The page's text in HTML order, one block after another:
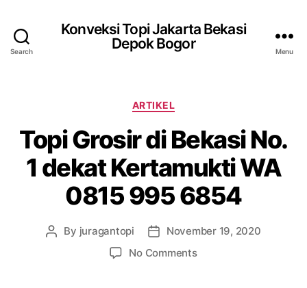
Search
Konveksi Topi Jakarta Bekasi
Depok Bogor
Menu
Categories
ARTIKEL
Topi Grosir di Bekasi No.
1 dekat Kertamukti WA
0815 995 6854
Post
By juragantopi
PostNovember 19, 2020
No Commentson